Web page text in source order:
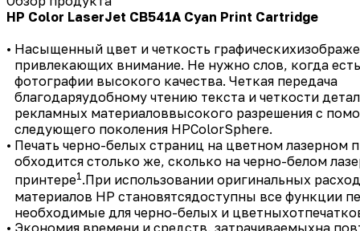
HP Color LaserJet CB541A Cyan Print Cartridge
• Насыщенный цвет и четкость
привлекающих внимание. Не нужно слов, когда
фотографии высокого качества. Четкая передача
благодаряудобному чтению текста и четкости
рекламных материаловвысокого разрешения с
следующего поколения HPColorSphere.
• Печать черно-белых страниц на цветном лазерном
обходится столько же, сколько на черно-белом
принтере1.При использовании оригинальных
материалов HP становятсядоступны все функции
необходимые для черно-белых и